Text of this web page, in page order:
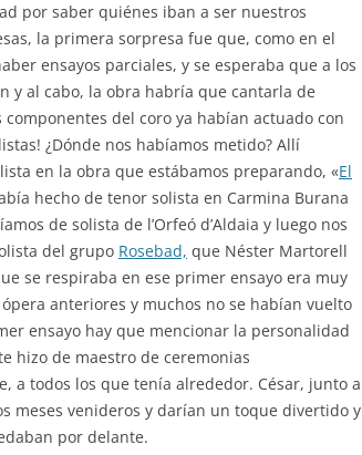
por saber quiénes iban a ser nuestros
la primera sorpresa fue que, como en el
ensayos parciales, y se esperaba que a los
y al cabo, la obra habría que cantarla de
del coro ya habían actuado con
¿Dónde nos habíamos metido? Allí
en la obra que estábamos preparando, «El
hecho de tenor solista en Carmina Burana
de solista de l’Orfeó d’Aldaia y luego nos
del grupo Rosebad, que Néster Martorell
se respiraba en ese primer ensayo era muy
anteriores y muchos no se habían vuelto
ensayo hay que mencionar la personalidad
hizo de maestro de ceremonias
a todos los que tenía alrededor. César, junto a
meses venideros y darían un toque divertido y
por delante.